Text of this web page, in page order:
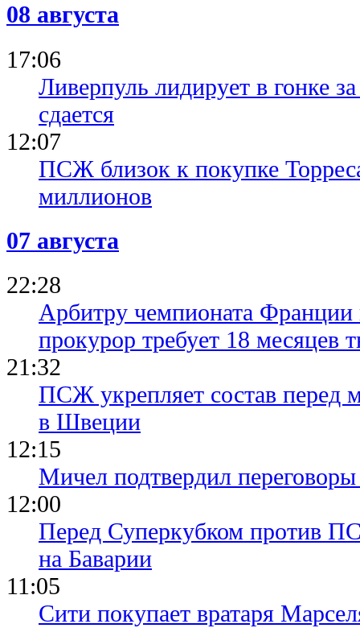
08 августа
17:06
Ливерпуль лидирует в гонке
сдается
12:07
ПСЖ близок к покупке
миллионов
07 августа
22:28
Арбитру чемпионата Франции
прокурор требует 18 месяцев
21:32
ПСЖ укрепляет состав перед
в Швеции
12:15
Мичел подтвердил
12:00
Перед Суперкубком против
на Баварии
11:05
Сити покупает вратаря